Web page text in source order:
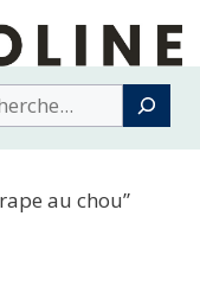
au chou”